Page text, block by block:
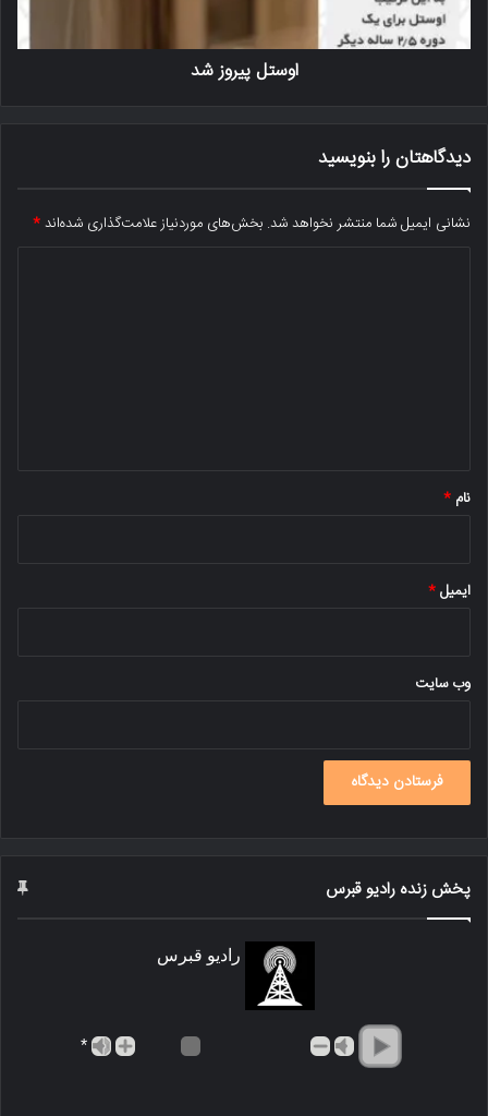
اوستل پیروز شد
دیدگاهتان را بنویسید
نشانی ایمیل شما منتشر نخواهد شد. بخش‌های موردنیاز علامت‌گذاری شده‌اند*
نام *
ایمیل*
وب‌ سایت
پخش زنده رادیو قبرس
رادیو قبرس
*